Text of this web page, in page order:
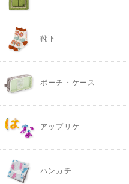
靴下
ポーチ・ケース
アップリケ
ハンカチ